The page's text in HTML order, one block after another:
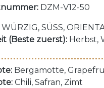
DZM-V12-50
WÜRZIG, SÜSS,
(Beste zuerst): Herbst,
Bergamotte,
Chili, Safran, Zimt